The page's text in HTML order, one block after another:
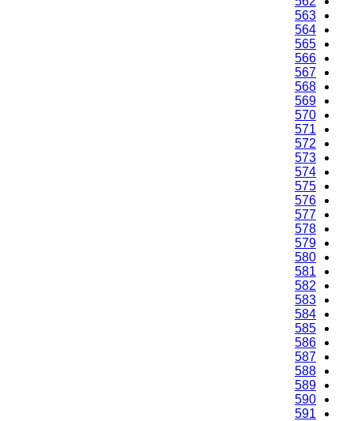
563
564
565
566
567
568
569
570
571
572
573
574
575
576
577
578
579
580
581
582
583
584
585
586
587
588
589
590
591